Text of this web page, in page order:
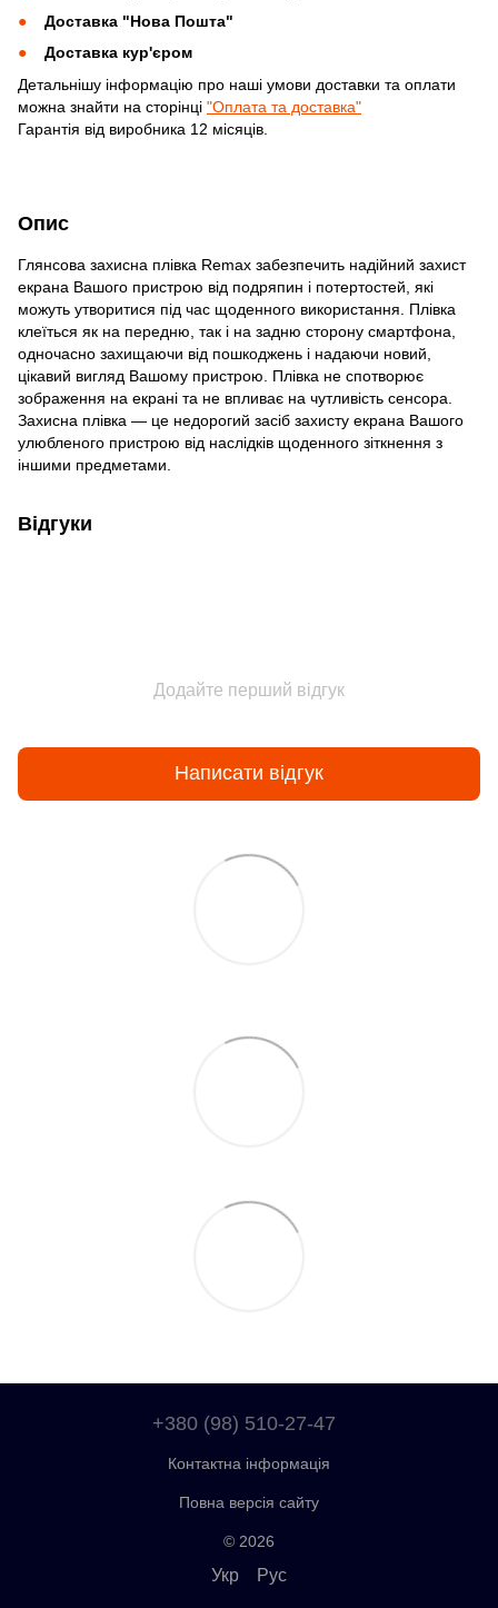
Опис
Глянсова захисна плівка Remax забезпечить надійний захист
екрана Вашого пристрою від подряпин і потертостей, які
можуть утворитися під час щоденного використання. Плівка
клеїться як на передню, так і на задню сторону смартфона,
одночасно захищаючи від пошкоджень і надаючи новий,
цікавий вигляд Вашому пристрою. Плівка не спотворює
зображення на екрані та не впливає на чутливість сенсора.
Захисна плівка — це недорогий засіб захисту екрана Вашого
улюбленого пристрою від наслідків щоденного зіткнення з
іншими предметами.
Відгуки
Додайте перший відгук
Написати відгук
Доставка "Нова Пошта"
Доставка кур'єром
Детальнішу інформацію про наші умови доставки та оплати
можна знайти на сторінці "Оплата та доставка"
Гарантія від виробника 12 місяців.
+380 (98) 510-27-47
Контактна інформація
Повна версія сайту
© 2026
Укр Рус